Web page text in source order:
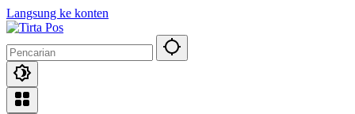
Langsung ke konten